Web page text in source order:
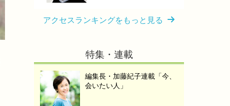
アクセスランキングをもっと見る
特集・連載
編集長・加藤紀子連載「今、
会いたい人」